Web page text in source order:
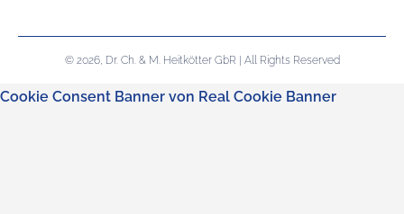
© 2026, Dr. Ch. & M. Heitkötter GbR | All Rights Reserved
Cookie Consent Banner von Real Cookie Banner